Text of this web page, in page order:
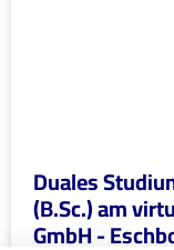
Duales
(B.Sc.) am
GmbH -